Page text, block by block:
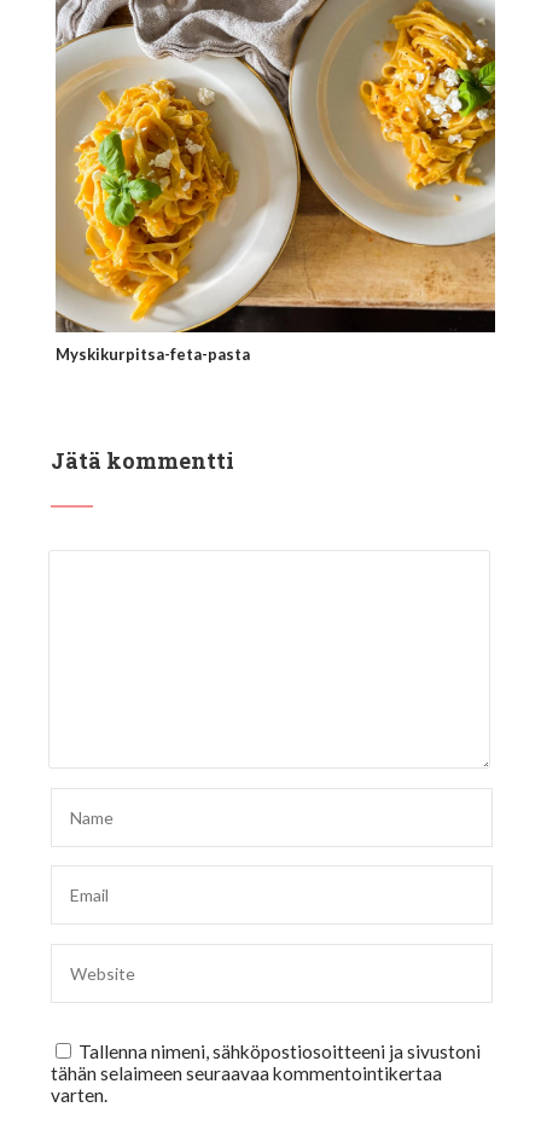
Myskikurpitsa-feta-pasta
Jätä kommentti
Tallenna nimeni, sähköpostiosoitteeni ja sivustoni
tähän selaimeen seuraavaa kommentointikertaa
varten.